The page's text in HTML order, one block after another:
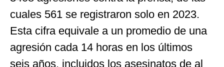
cuales 561 se registraron solo en 2023.
Esta cifra equivale a un promedio de una
agresión cada 14 horas en los últimos
seis años, incluidos los asesinatos de al